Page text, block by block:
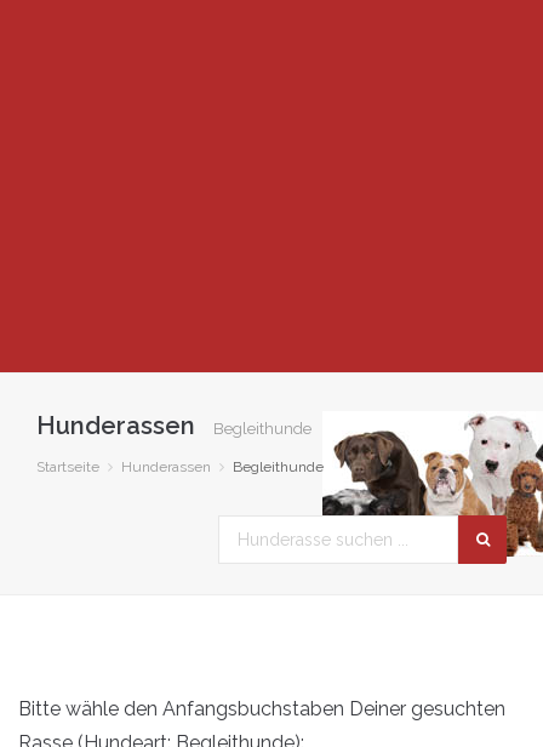
Hunderassen Begleithunde
Startseite Hunderassen Begleithunde
Bitte wähle den Anfangsbuchstaben Deiner gesuchten